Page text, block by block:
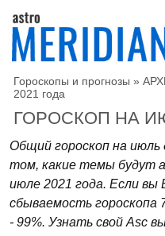
Гороскопы и прогнозы »
2021 года
ГОРОСКОП НА
Общий гороскоп на июль
том, какие темы будут
июле 2021 года. Если вы
сбываемость гороскопа
- 99%. Узнать свой Asc